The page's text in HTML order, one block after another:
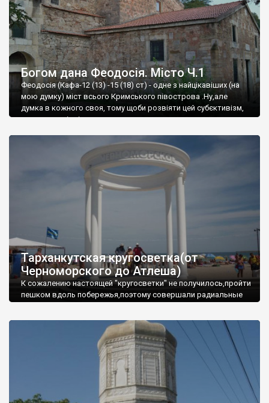
Богом дана Феодосія. Місто Ч.1
Феодосія (Кафа-12 (13) -15 (18) ст) - одне з найцікавіших (на
мою думку) міст всього Кримського півострова .Ну,але
думка в кожного своя, тому щоби розвіяти цей субєктивізм,
запрошую відвідати це
Тарханкутская кругосветка(от
Черноморского до Атлеша)
К сожалению настоящей "кругосветки" не получилось,пройти
пешком вдоль побережья,поэтому совершали радиальные